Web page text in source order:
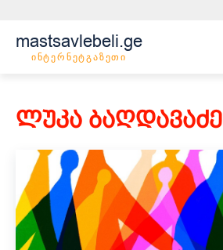
mastsavlebeli.ge
ინტერნეტგაზეთი
ლუკა ბაღდავაძე